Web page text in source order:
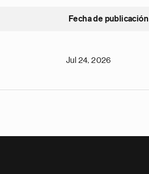
Fecha de publicación
Jul 24, 2026